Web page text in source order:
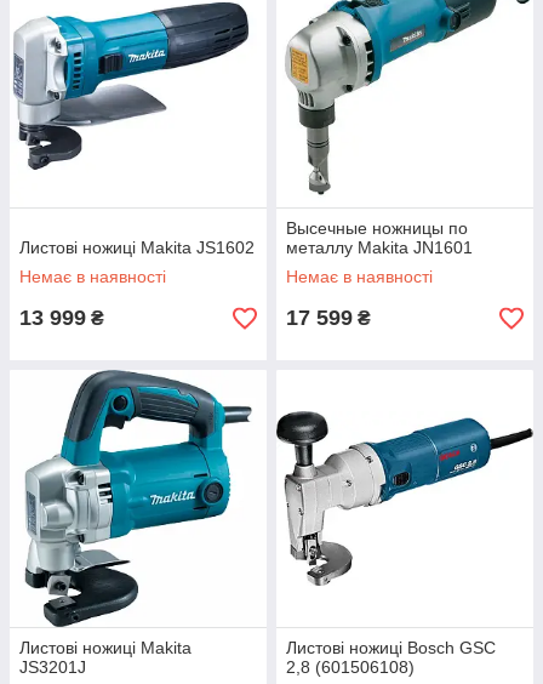
короткий проміжок часу. Також можливий самовивіз з
Харкова і будь-якого іншого міста, де є наші
представництва.
Телефонуйте, наші ціни ― це запорука Вашого гарного
настрою!
Листові ножиці Makita JS1602
Немає в наявності
13 999 ₴
Высечные ножницы по
металлу Makita JN1601
Немає в наявності
17 599 ₴
Листові ножиці Makita
JS3201J
Листові ножиці Bosch GSC
2,8 (601506108)